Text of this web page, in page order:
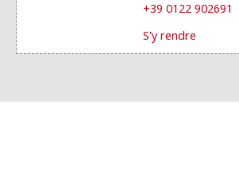
+39 0122 902691
S'y rendre